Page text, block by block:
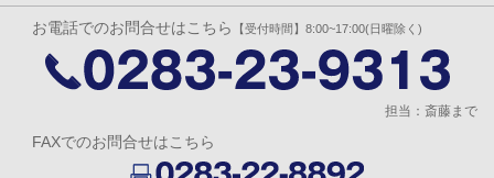
お電話でのお問合せはこちら 【受付時間】8:00~17:00(日曜除く)
担当：斎藤まで
FAXでのお問合せはこちら